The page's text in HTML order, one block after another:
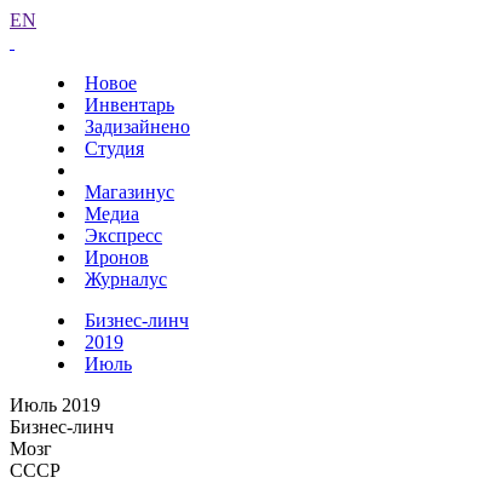
EN
Новое
Инвентарь
Задизайнено
Студия
Магазинус
Медиа
Экспресс
Иронов
Журналус
Бизнес-линч
2019
Июль
Июль 2019
Бизнес-линч
Мозг
СССР